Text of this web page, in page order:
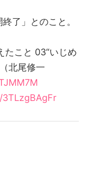
了」とのこと。
たこと 03“いじめ
北尾修一